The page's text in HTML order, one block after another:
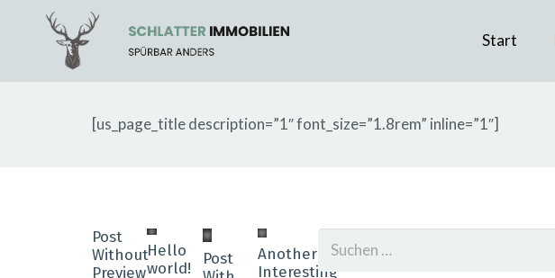
Start
[us_page_title description=”1″ font_size=”1.8rem” inline=”1″]
Post
Without
Preview
Hello
world!
Post
Another
Interesting
Suchen
nach: